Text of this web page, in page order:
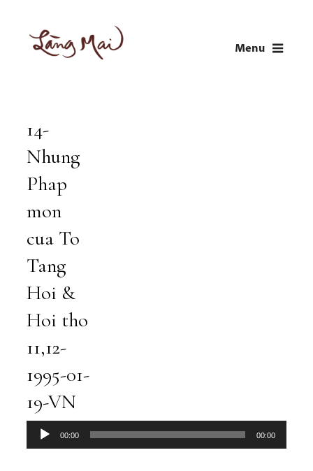
content
Menu
14-
Nhung
Phap
mon
cua To
Tang
Hoi &
Hoi tho
11,12-
1995-01-
19-VN
00:00 00:00